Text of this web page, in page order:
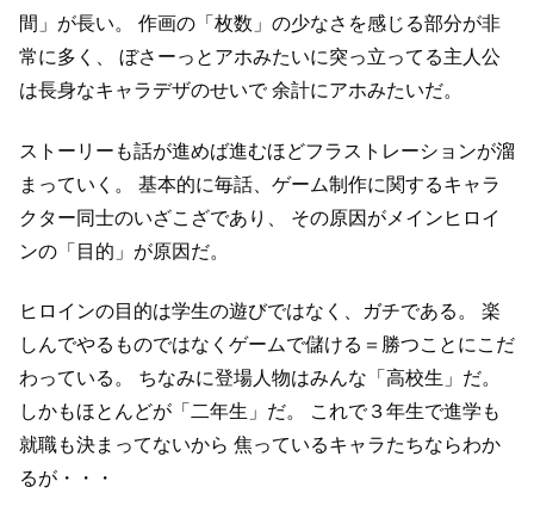
間」が長い。
作画の「枚数」の少なさを感じる部分が非
常に多く、
ぼさーっとアホみたいに突っ立ってる主人公
は長身なキャラデザのせいで余計にアホみたいだ。
ストーリーも話が進めば進むほどフラストレーションが溜
まっていく。
基本的に毎話、ゲーム制作に関するキャラ
クター同士のいざこざであり、
その原因がメインヒロイ
ンの「目的」が原因だ。
ヒロインの目的は学生の遊びではなく、ガチである。
楽
しんでやるものではなくゲームで儲ける＝勝つことにこだ
わっている。
ちなみに登場人物はみんな「高校生」だ。
しかもほとんどが「二年生」だ。
これで３年生で進学も
就職も決まってないから 焦っているキャラたちならわか
るが・・・